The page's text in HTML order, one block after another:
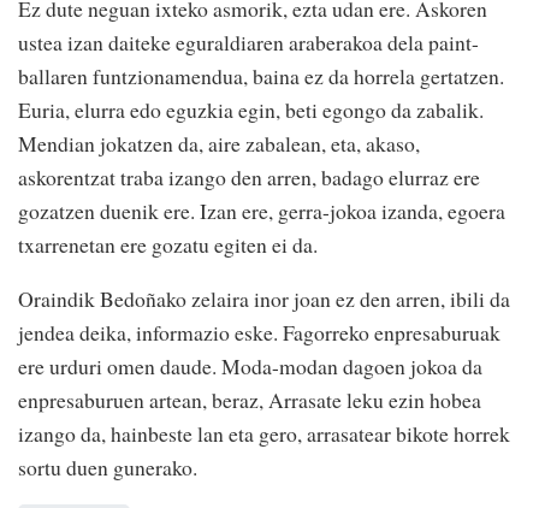
Ez dute neguan ixteko asmorik, ezta udan ere. Askoren
ustea izan daiteke eguraldiaren araberakoa dela paint-
ballaren funtzionamendua, baina ez da horrela gertatzen.
Euria, elurra edo eguzkia egin, beti egongo da zabalik.
Mendian jokatzen da, aire zabalean, eta, akaso,
askorentzat traba izango den arren, badago elurraz ere
gozatzen duenik ere. Izan ere, gerra-jokoa izanda, egoera
txarrenetan ere gozatu egiten ei da.
Oraindik Bedoñako zelaira inor joan ez den arren, ibili da
jendea deika, informazio eske. Fagorreko enpresaburuak
ere urduri omen daude. Moda-modan dagoen jokoa da
enpresaburuen artean, beraz, Arrasate leku ezin hobea
izango da, hainbeste lan eta gero, arrasatear bikote horrek
sortu duen gunerako.